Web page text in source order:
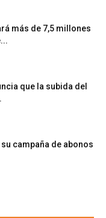
más de 7,5 millones
que la subida del
su campaña de abonos